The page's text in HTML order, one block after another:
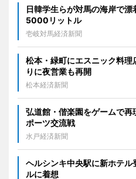
日韓学生らが対馬の海岸で
5000リットル
壱岐対馬経済新聞
松本・緑町にエスニック料
りに夜営業も再開
松本経済新聞
弘道館・偕楽園をゲームで
ポーツ交流戦
水戸経済新聞
ヘルシンキ中央駅に新ホテ
ルに着想